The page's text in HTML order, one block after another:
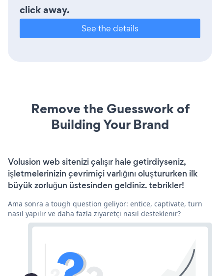
click away.
See the details
Remove the Guesswork of
Building Your Brand
Volusion web sitenizi çalışır hale getirdiyseniz,
işletmelerinizin çevrimiçi varlığını oluştururken ilk
büyük zorluğun üstesinden geldiniz. tebrikler!
Ama sonra a tough question geliyor: entice, captivate, turn
nasıl yapılır ve daha fazla ziyaretçi nasıl desteklenir?